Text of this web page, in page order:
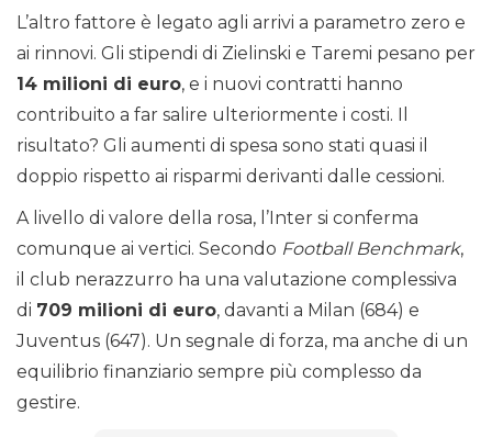
L’altro fattore è legato agli arrivi a parametro zero e
ai rinnovi. Gli stipendi di Zielinski e Taremi pesano per
14 milioni di euro, e i nuovi contratti hanno
contribuito a far salire ulteriormente i costi. Il
risultato? Gli aumenti di spesa sono stati quasi il
doppio rispetto ai risparmi derivanti dalle cessioni.
A livello di valore della rosa, l’Inter si conferma
comunque ai vertici. Secondo Football Benchmark,
il club nerazzurro ha una valutazione complessiva
di 709 milioni di euro, davanti a Milan (684) e
Juventus (647). Un segnale di forza, ma anche di un
equilibrio finanziario sempre più complesso da
gestire.